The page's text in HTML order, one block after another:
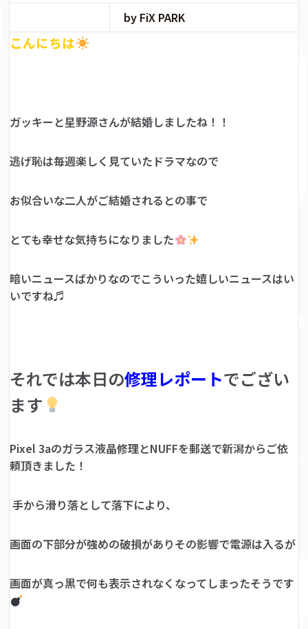
by FiX PARK
こんにちは
ガッキーと星野源さんが結婚しましたね！！
逃げ恥は毎週楽しく見ていたドラマなので
お似合いな二人がご結婚されるとの事で
とても幸せな気持ちになりました
暗いニュースばかりなのでこういった嬉しいニュースはい
いですね♬
それでは本日の修理レポートでござい
ます
Pixel 3aのガラス液晶修理とNUFFを郵送で新潟からご依
頼頂きました！
手から滑り落として落下により、
画面の下部分が強めの破損がありその影響で電源は入るが
画面が真っ黒で何も表示されなくなってしまったそうです